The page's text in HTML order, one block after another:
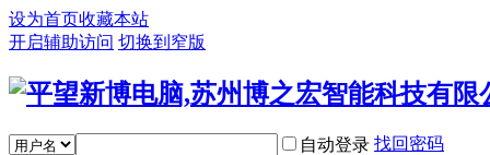
设为首页收藏本站
开启辅助访问 切换到窄版
自动登录 找回密码